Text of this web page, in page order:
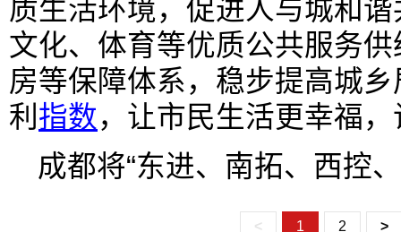
质生活环境，促进人与城和
文化、体育等优质公共服务
房等保障体系，稳步提高城
利 指数，让市民生活更幸福
成都将“东进、南拓、西控
< 1 2 >